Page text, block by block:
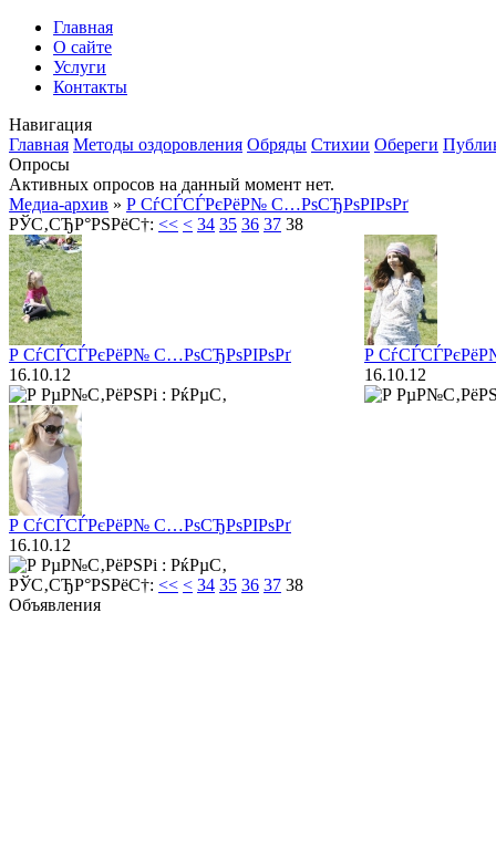
Главная
О сайте
Услуги
Контакты
Навигация
Главная Методы оздоровления Обряды Стихии Обереги
Опросы
Активных опросов на данный момент нет.
Медиа-архив » Р СѓСЃСЃРєРёР№ С…РѕСЂРѕРІРѕРґ
РЎС‚СЂР°РЅРёС†: << < 34 35 36 37 38
Р СѓСЃСЃРєРёР№ С…РѕСЂРѕРІРѕРґ
16.10.12
Р
16.10.12
Р СѓСЃСЃРєРёР№ С…РѕСЂРѕРІРѕРґ
16.10.12
РЎС‚СЂР°РЅРёС†: << < 34 35 36 37 38
Объявления